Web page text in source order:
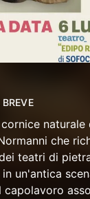
naturale
che
teatri di
un'antica
capolavoro